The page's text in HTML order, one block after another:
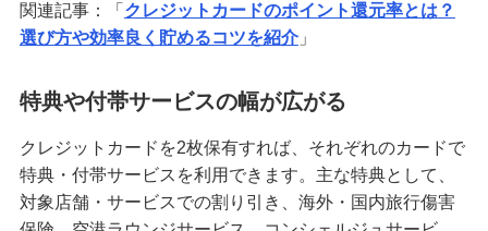
クレジットカードの引き落とし口座を変更する方
法とは？選び方や注意点も紹介
クレジットカードとデビットカードの違いは？メ
関連記事：「 クレジットカードのポイント還元率とは？
選び方や効率良く貯めるコツを紹介」
特典や付帯サービスの幅が広がる
クレジットカードを2枚保有すれば、それぞれのカードで
特典・付帯サービスを利用できます。主な特典として、
対象店舗・サービスでの割り引き、海外・国内旅行傷害